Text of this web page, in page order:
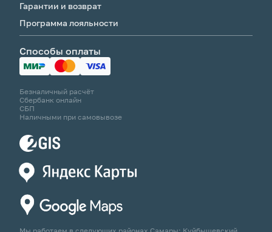
Гарантии и возврат
Программа лояльности
Способы оплаты
Безналичный расчёт
Сбербанк онлайн
СБП
Наличными при самовывозе